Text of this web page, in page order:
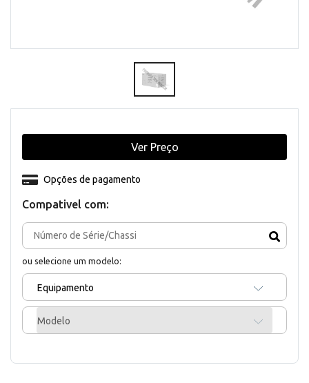
Compativel com:
ou selecione um modelo:
Equipamento
Modelo
Opções de pagamento
Ver Preço